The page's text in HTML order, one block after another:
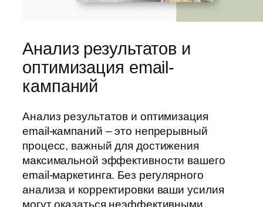
Анализ результатов и
оптимизация email-
кампаний
Анализ результатов и оптимизация
email-кампаний – это непрерывный
процесс, важный для достижения
максимальной эффективности вашего
email-маркетинга. Без регулярного
анализа и корректировки ваши усилия
могут оказаться неэффективными,